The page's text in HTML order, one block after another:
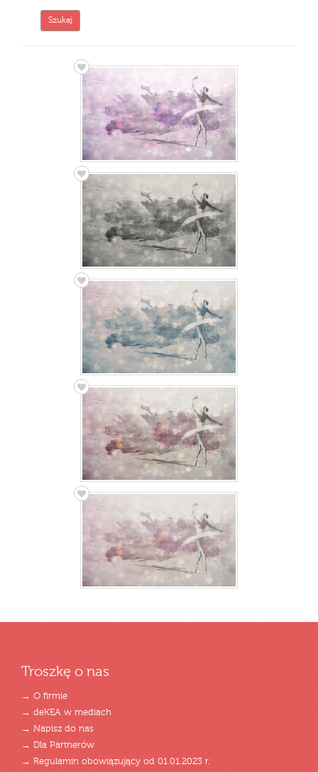
Troszkę o nas
→ O firmie
→ deKEA w mediach
→ Napisz do nas
→ Dla Partnerów
→ Regulamin obowiązujący od 01.01.2023 r.